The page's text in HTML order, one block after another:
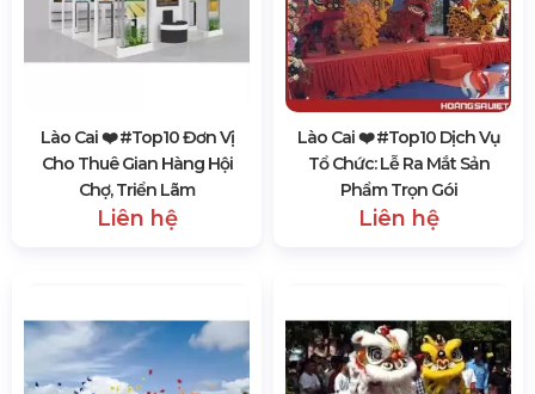
Lào Cai ❤️️ #top10 Đơn Vị
Cho Thuê Gian Hàng Hội
Chợ, Triển Lãm
Liên hệ
Lào Cai ❤️️ #top10 Dịch Vụ
Tổ Chức: Lễ Ra Mắt Sản
Phẩm Trọn Gói
Liên hệ